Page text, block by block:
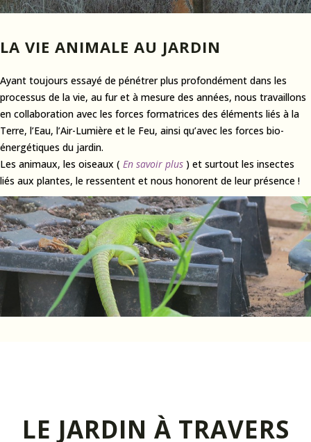
LA VIE ANIMALE AU JARDIN
Ayant toujours essayé de pénétrer plus profondément dans les
processus de la vie, au fur et à mesure des années, nous travaillons
en collaboration avec les forces formatrices des éléments liés à la
Terre, l’Eau, l’Air-Lumière et le Feu, ainsi qu’avec les forces bio-
énergétiques du jardin.
Les animaux, les oiseaux ( En savoir plus ) et surtout les insectes
liés aux plantes, le ressentent et nous honorent de leur présence !
LE JARDIN À TRAVERS